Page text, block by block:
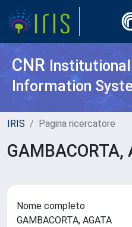
CNR
Information
IRIS Pagina ricercatore
GAMBACORTA,
Nome completo
GAMBACORTA, AGATA